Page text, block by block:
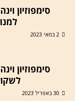
2 במאי 2023
סימפוזיון
30 באפריל 2023